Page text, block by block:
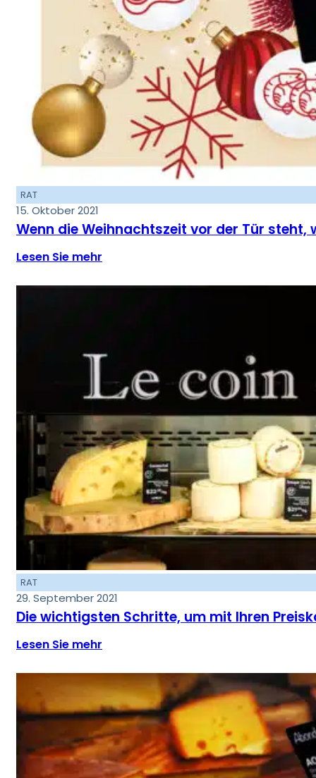
RAT
15. Oktober 2021
Wenn die Weihnachtszeit vor der Tür
Lesen Sie mehr
RAT
29. September 2021
Die wichtigsten Schritte, um mit Ihren
Lesen Sie mehr